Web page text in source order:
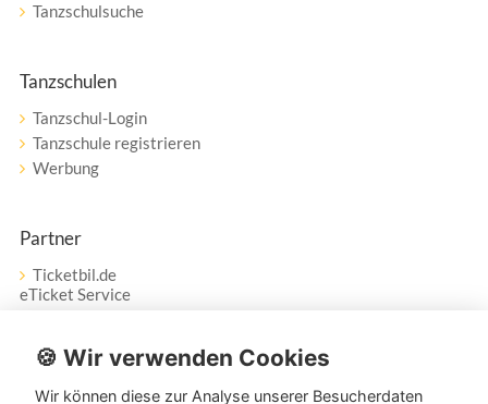
Tanzschulsuche
Tanzschulen
Tanzschul-Login
Tanzschule registrieren
Werbung
Partner
Ticketbil.de
eTicket Service
Vertrag widerrufen
🍪 Wir verwenden Cookies
Wir können diese zur Analyse unserer Besucherdaten